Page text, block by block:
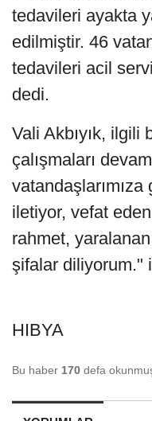
tedavileri ayakta
edilmiştir. 46
tedavileri acil
dedi.
Vali Akbıyık, ilgili
çalışmaları
iletiyor, vefat eden
rahmet,
şifalar diliyorum."
HIBYA
Bu haber 170 defa